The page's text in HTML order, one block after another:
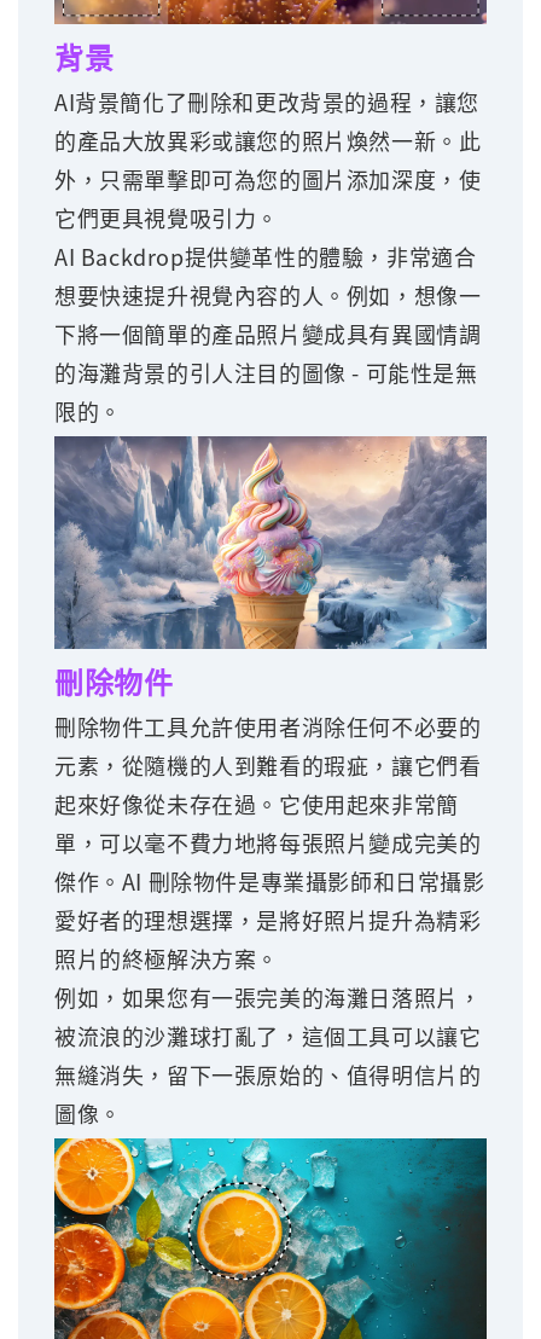
背景
AI背景簡化了刪除和更改背景的過程，讓您
的產品大放異彩或讓您的照片煥然一新。此
外，只需單擊即可為您的圖片添加深度，使
它們更具視覺吸引力。
AI Backdrop提供變革性的體驗，非常適合
想要快速提升視覺內容的人。例如，想像一
下將一個簡單的產品照片變成具有異國情調
的海灘背景的引人注目的圖像 - 可能性是無
限的。
刪除物件
刪除物件工具允許使用者消除任何不必要的
元素，從隨機的人到難看的瑕疵，讓它們看
起來好像從未存在過。它使用起來非常簡
單，可以毫不費力地將每張照片變成完美的
傑作。AI 刪除物件是專業攝影師和日常攝影
愛好者的理想選擇，是將好照片提升為精彩
照片的終極解決方案。
例如，如果您有一張完美的海灘日落照片，
被流浪的沙灘球打亂了，這個工具可以讓它
無縫消失，留下一張原始的、值得明信片的
圖像。